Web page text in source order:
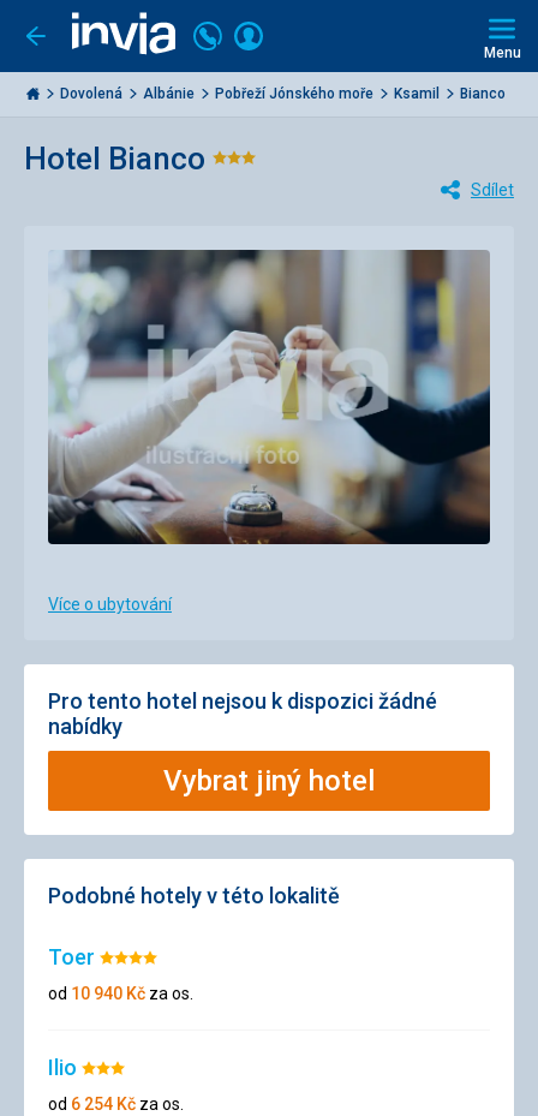
Jít
zpět
Invia.cz
Volejte
226
000
284
Přihlásit
Menu
Dovolená Albánie Pobřeží Jónského moře Ksamil Bianco
Hotel Bianco Hodnocení:
Sdílet
Více o ubytování
Pro tento hotel nejsou k dispozici žádné
nabídky
Vybrat jiný hotel
Podobné hotely v této lokalitě
Toer Hodnocení:
4/5
od 10 940 Kč za os.
Ilio Hodnocení:
3/5
od 6 254 Kč za os.